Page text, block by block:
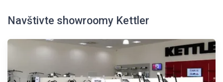
Navštivte showroomy Kettler